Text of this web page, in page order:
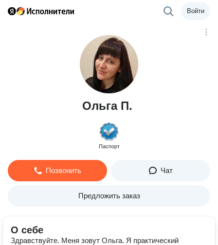
Войти
Ольга П.
Паспорт
Позвонить Чат
Предложить заказ
О себе
Здравствуйте. Меня зовут Ольга. Я практический